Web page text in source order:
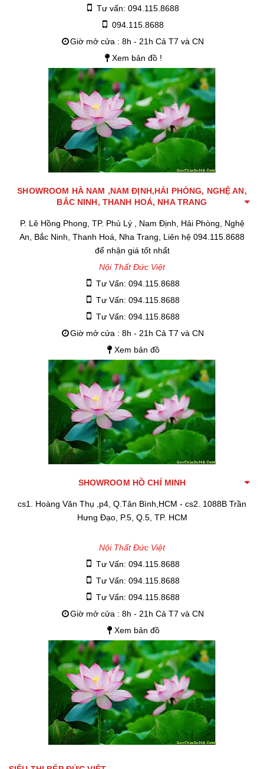
Tư vấn: 094.115.8688
094.115.8688
Giờ mở cửa : 8h - 21h Cả T7 và CN
Xem bản đồ !
SHOWROOM HÀ NAM ,NAM ĐỊNH,HẢI PHÒNG, NGHỆ AN,
BẮC NINH, THANH HOÁ, NHA TRANG
P. Lê Hồng Phong, TP. Phủ Lý , Nam Định, Hải Phòng, Nghệ
An, Bắc Ninh, Thanh Hoá, Nha Trang, Liên hệ 094.115.8688
để nhận giá tốt nhất
Nội Thất Đức Việt
Tư Vấn: 094.115.8688
Tư Vấn: 094.115.8688
Tư Vấn: 094.115.8688
Giờ mở cửa : 8h - 21h Cả T7 và CN
Xem bản đồ
SHOWROOM HỒ CHÍ MINH
cs1. Hoàng Văn Thụ ,p4, Q.Tân Bình,HCM - cs2. 1088B Trần
Hưng Đạo, P.5, Q.5, TP. HCM
Nội Thất Đức Việt
Tư Vấn: 094.115.8688
Tư Vấn: 094.115.8688
Tư Vấn: 094.115.8688
Giờ mở cửa : 8h - 21h Cả T7 và CN
Xem bản đồ